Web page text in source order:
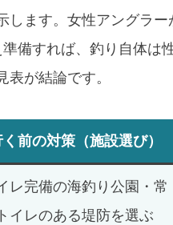
します。女性アングラ
備すれば、釣り自体は
表が結論です。
前の対策（施設選び）
レ完備の海釣り公園・常
イレのある堤防を選ぶ